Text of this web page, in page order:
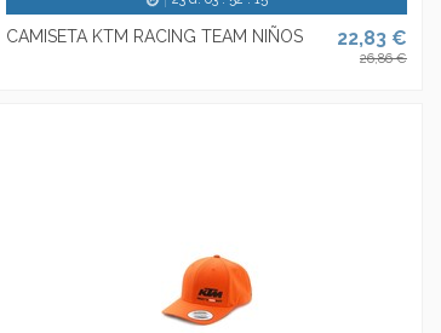
CAMISETA KTM RACING TEAM NIÑOS 22,83 €
26,86 €